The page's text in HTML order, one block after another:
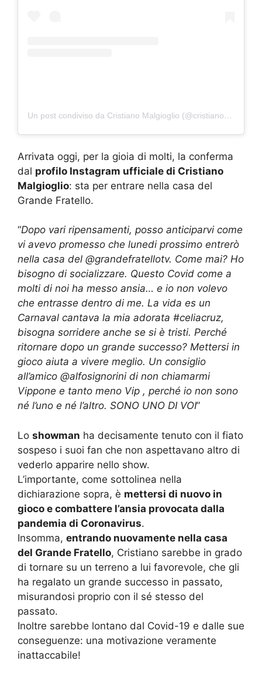
Un post condiviso da Cristiano Malgioglio (@cristianomalgioglioreal)
Arrivata oggi, per la gioia di molti, la conferma
dal profilo Instagram ufficiale di Cristiano
Malgioglio: sta per entrare nella casa del
Grande Fratello.
“Dopo vari ripensamenti, posso anticiparvi come
vi avevo promesso che lunedi prossimo entrerò
nella casa del @grandefratellotv. Come mai? Ho
bisogno di socializzare. Questo Covid come a
molti di noi ha messo ansia… e io non volevo
che entrasse dentro di me. La vida es un
Carnaval cantava la mia adorata #celiacruz,
bisogna sorridere anche se si è tristi. Perché
ritornare dopo un grande successo? Mettersi in
gioco aiuta a vivere meglio. Un consiglio
all’amico @alfosignorini di non chiamarmi
Vippone e tanto meno Vip , perché io non sono
né l’uno e né l’altro. SONO UNO DI VOI”
Lo showman ha decisamente tenuto con il fiato
sospeso i suoi fan che non aspettavano altro di
vederlo apparire nello show.
L’importante, come sottolinea nella
dichiarazione sopra, è mettersi di nuovo in
gioco e combattere l’ansia provocata dalla
pandemia di Coronavirus.
Insomma, entrando nuovamente nella casa
del Grande Fratello, Cristiano sarebbe in grado
di tornare su un terreno a lui favorevole, che gli
ha regalato un grande successo in passato,
misurandosi proprio con il sé stesso del
passato.
Inoltre sarebbe lontano dal Covid-19 e dalle sue
conseguenze: una motivazione veramente
inattaccabile!